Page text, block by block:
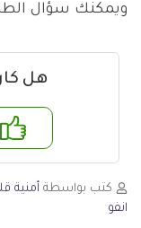
ويمكنك سؤال
هل
كتب بواسطة أمنية
انفو